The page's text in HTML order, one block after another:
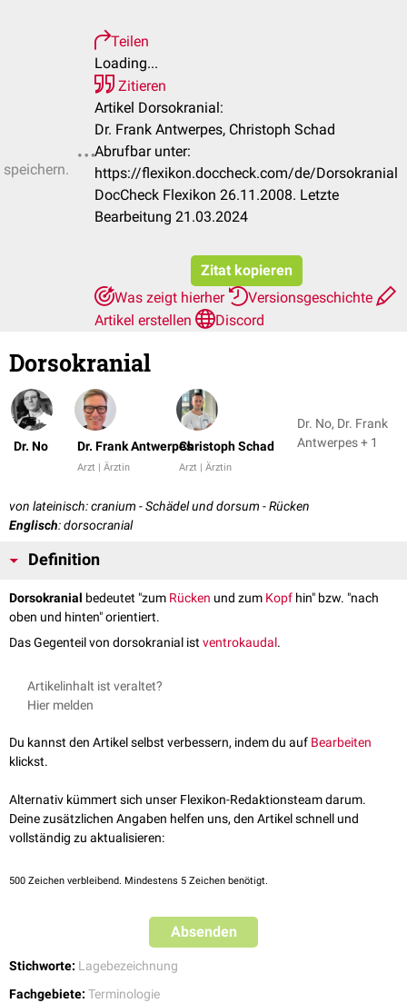
Teilen
Loading...
Zitieren
Artikel Dorsokranial:
Dr. Frank Antwerpes, Christoph Schad
Abrufbar unter:
https://flexikon.doccheck.com/de/Dorsokranial
DocCheck Flexikon 26.11.2008. Letzte
Bearbeitung 21.03.2024
Zitat kopieren
Was zeigt hierher
Versionsgeschichte
Artikel erstellen
Discord
Dorsokranial
Dr. No Dr. Frank Antwerpes
Arzt | Ärztin
Christoph Schad
Arzt | Ärztin
Dr. No, Dr. Frank
Antwerpes + 1
von lateinisch: cranium - Schädel und dorsum - Rücken
Englisch: dorsocranial
Definition
Dorsokranial bedeutet "zum Rücken und zum Kopf hin" bzw. "nach
oben und hinten" orientiert.
Das Gegenteil von dorsokranial istventrokaudal.
Artikelinhalt ist veraltet?
Hier melden
Du kannst den Artikel selbst verbessern, indem du auf Bearbeiten
klickst.
Alternativ kümmert sich unser Flexikon-Redaktionsteam darum.
Deine zusätzlichen Angaben helfen uns, den Artikel schnell und
vollständig zu aktualisieren:
500 Zeichen verbleibend. Mindestens 5 Zeichen benötigt.
Absenden
Stichworte: Lagebezeichnung
Fachgebiete: Terminologie